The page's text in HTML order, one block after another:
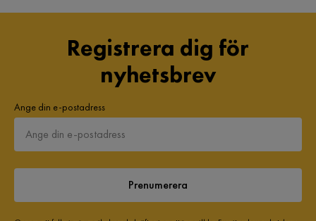
Registrera dig för
nyhetsbrev
Ange din e-postadress
Prenumerera